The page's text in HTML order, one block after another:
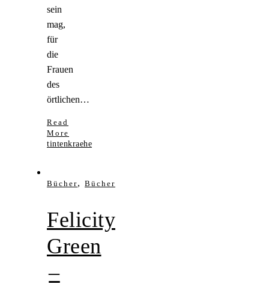
sein
mag,
für
die
Frauen
des
örtlichen…
Read
More
tintenkraehe
Bücher, Bücher
Felicity
Green
–